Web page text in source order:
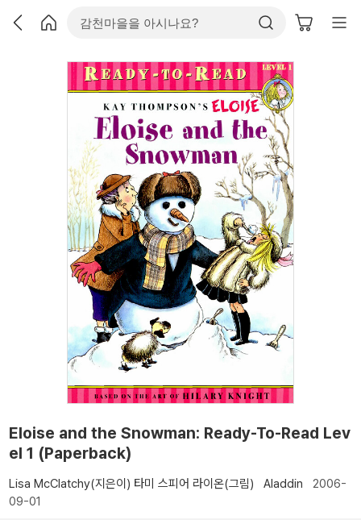
Eloise and the Snowman: Ready-To-Read Lev
el 1 (Paperback)
Lisa McClatchy(지은이) 타미 스피어 라이온(그림) Aladdin 2006-
09-01